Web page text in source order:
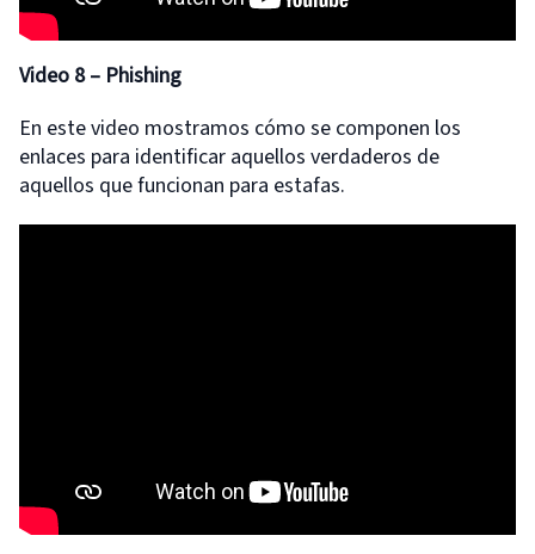
Video 8 – Phishing
En este video mostramos cómo se componen los
enlaces para identificar aquellos verdaderos de
aquellos que funcionan para estafas.